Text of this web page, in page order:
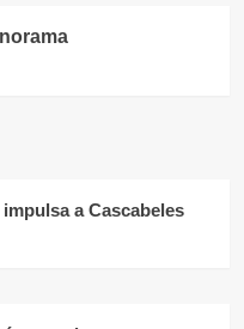
a Cascabeles